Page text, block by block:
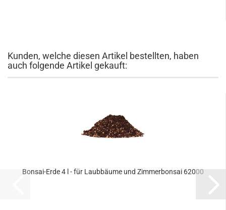
Kunden, welche diesen Artikel bestellten, haben
auch folgende Artikel gekauft:
Bonsai-Erde 4 l - für Laubbäume und Zimmerbonsai 62000